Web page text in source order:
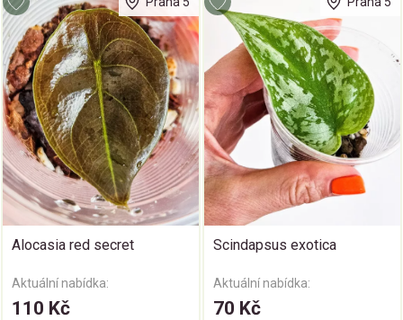
Alocasia red secret
Aktuální nabídka:
110 Kč
Scindapsus exotica
Aktuální nabídka:
70 Kč